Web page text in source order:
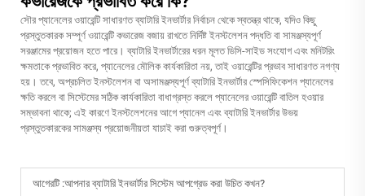
সৌর প্যানেলের ওয়ারেন্টি সাধারণত ব্যাটারি ইনভার্টার নির্বাচন থেকে স্বতন্ত্র থাকে, যদিও কিছু
প্রস্তুতকারক সম্পূর্ণ ওয়ারেন্টি কভারেজ বজায় রাখতে নির্দিষ্ট ইনস্টলেশন পদ্ধতি বা সামঞ্জস্যপূর্ণ
সরঞ্জামের প্রয়োজন হতে পারে। ব্যাটারি ইনভার্টারের ধরন মূলত ডিসি-সাইড সংযোগ এবং মনিটরিং
ক্ষমতাকে প্রভাবিত করে, প্যানেলের মৌলিক কার্যকারিতা নয়, তাই ওয়ারেন্টির প্রভাব সাধারণত নগণ্য
হয়। তবে, অপ্রচলিত ইনস্টলেশন বা অসামঞ্জস্যপূর্ণ ব্যাটারি ইনভার্টার স্পেসিফিকেশন প্যানেলের
ক্ষতি করলে বা সিস্টেমের সঠিক কার্যকারিতা বাধাগ্রস্ত করলে প্যানেলের ওয়ারেন্টি বাতিল হওয়ার
সম্ভাবনা থাকে; এই কারণে ইনস্টলেশনের আগে প্যানেল এবং ব্যাটারি ইনভার্টার উভয়
প্রস্তুতকারকের সামঞ্জস্য প্রয়োজনীয়তা যাচাই করা গুরুত্বপূর্ণ।
আগেরটি :আপনার ব্যাটারি ইনভার্টার সিস্টেম আপগ্রেড করা উচিত কখন?